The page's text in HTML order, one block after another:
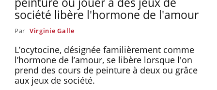
société libère l'hormone de l'amour
Par Virginie Galle
L’ocytocine, désignée familièrement comme
l’hormone de l’amour, se libère lorsque l'on
prend des cours de peinture à deux ou grâce
aux jeux de société.